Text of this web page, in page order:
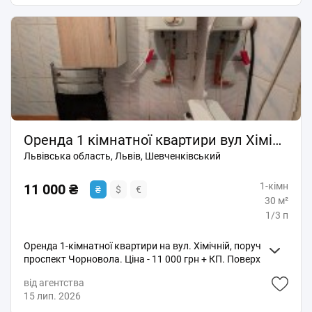
Оренда 1 кімнатної квартири вул Хімічна Чорновола
Львівська область, Львів, Шевченківський
11 000 ₴ ₴ $ €
1-кімн
30 м²
1/3 п
Оренда 1-кімнатної квартири на вул. Хімічній, поруч
проспект Чорновола. Ціна - 11 000 грн + КП. Поверх
батареї. Є душова кабіна, санвузол роздільний.
Квартира затишна, у гарному житловому стані та
від агентства
15 лип. 2026